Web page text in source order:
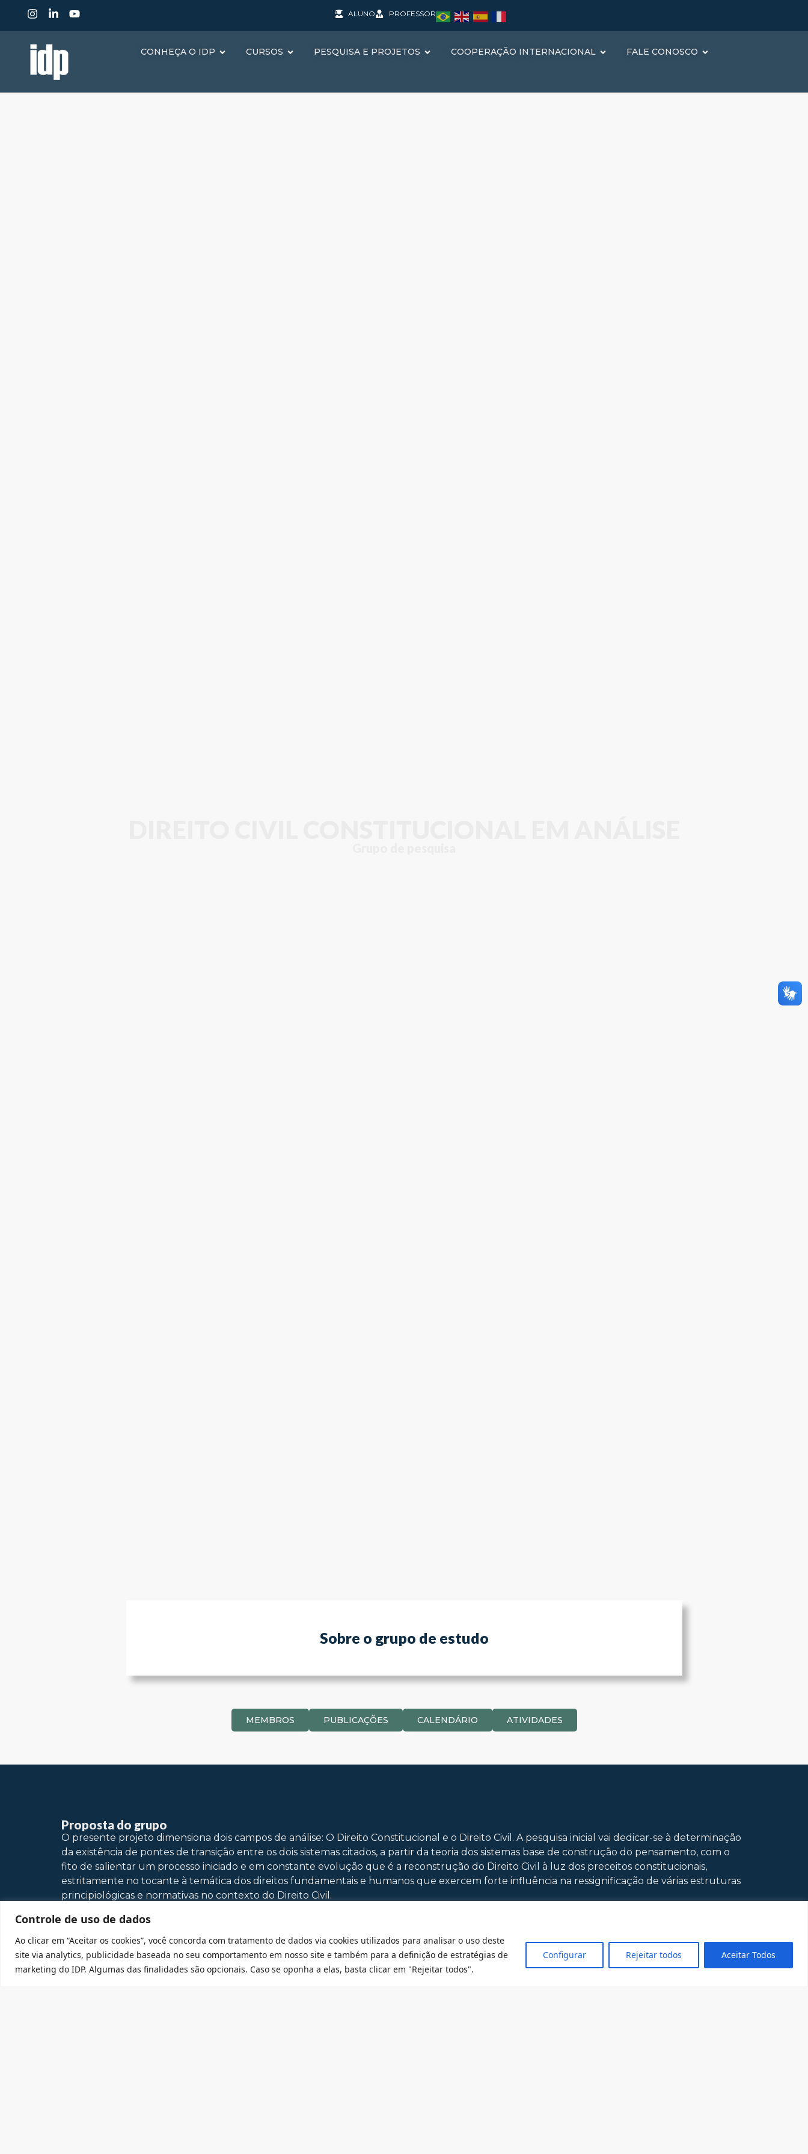
Controle de uso de dados
Ao clicar em “Aceitar os cookies”, você concorda com tratamento de dados via cookies utilizados para analisar o uso deste
site via analytics, publicidade baseada no seu comportamento em nosso site e também para a definição de estratégias de
marketing do IDP. Algumas das finalidades são opcionais. Caso se oponha a elas, basta clicar em "Rejeitar todos".
Configurar Rejeitar todos Aceitar Todos
ALUNO PROFESSOR
CONHEÇA O IDP CURSOS PESQUISA E PROJETOS COOPERAÇÃO INTERNACIONAL FALE CONOSCO
Sobre o grupo de estudo
MEMBROS PUBLICAÇÕES CALENDÁRIO ATIVIDADES
Proposta do grupo
O presente projeto dimensiona dois campos de análise: O Direito Constitucional e o Direito Civil. A pesquisa inicial vai dedicar-se à determinação
da existência de pontes de transição entre os dois sistemas citados, a partir da teoria dos sistemas base de construção do pensamento, com o
fito de salientar um processo iniciado e em constante evolução que é a reconstrução do Direito Civil à luz dos preceitos constitucionais,
estritamente no tocante à temática dos direitos fundamentais e humanos que exercem forte influência na ressignificação de várias estruturas
principiológicas e normativas no contexto do Direito Civil.